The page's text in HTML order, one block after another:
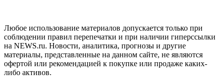
Любое использование материалов допускается только при
соблюдении правил перепечатки и при наличии гиперссылки
на NEWS.ru. Новости, аналитика, прогнозы и другие
материалы, представленные на данном сайте, не являются
офертой или рекомендацией к покупке или продаже каких-
либо активов.